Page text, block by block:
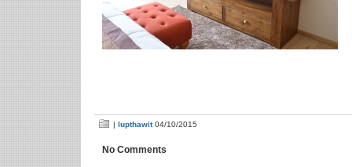
| lupthawit04/10/2015
No Comments